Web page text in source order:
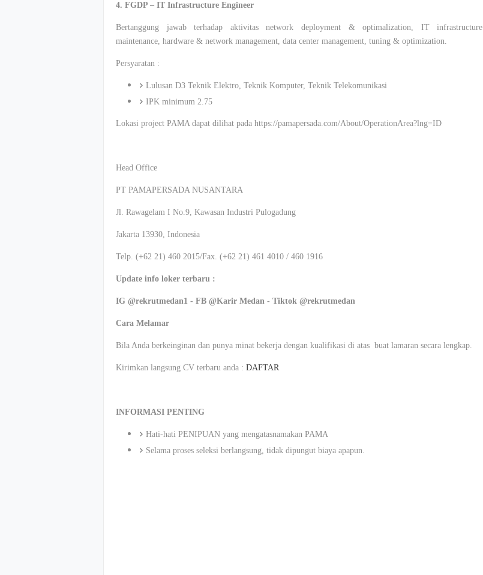
4. FGDP – IT Infrastructure Engineer
Bertanggung jawab terhadap aktivitas network deployment & optimalization, IT infrastructure
maintenance, hardware & network management, data center management, tuning & optimization.
Persyaratan :
Lulusan D3 Teknik Elektro, Teknik Komputer, Teknik Telekomunikasi
IPK minimum 2.75
Lokasi project PAMA dapat dilihat pada https://pamapersada.com/About/OperationArea?lng=ID
Head Office
PT PAMAPERSADA NUSANTARA
Jl. Rawagelam I No.9, Kawasan Industri Pulogadung
Jakarta 13930, Indonesia
Telp. (+62 21) 460 2015/Fax. (+62 21) 461 4010 / 460 1916
Update info loker terbaru :
IG @rekrutmedan1 - FB @Karir Medan - Tiktok @rekrutmedan
Cara Melamar
Bila Anda berkeinginan dan punya minat bekerja dengan kualifikasi di atas buat lamaran secara lengkap.
Kirimkan langsung CV terbaru anda : DAFTAR
INFORMASI PENTING
Hati-hati PENIPUAN yang mengatasnamakan PAMA
Selama proses seleksi berlangsung, tidak dipungut biaya apapun.